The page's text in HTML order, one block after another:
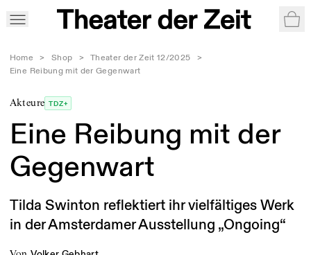
Home > Shop > Theater der Zeit 12/2025
>
Eine Reibung mit der Gegenwart
Akteure TDZ+
Eine Reibung mit der
Gegenwart
Tilda Swinton reflektiert ihr vielfältiges Werk
in der Amsterdamer Ausstellung „Ongoing“